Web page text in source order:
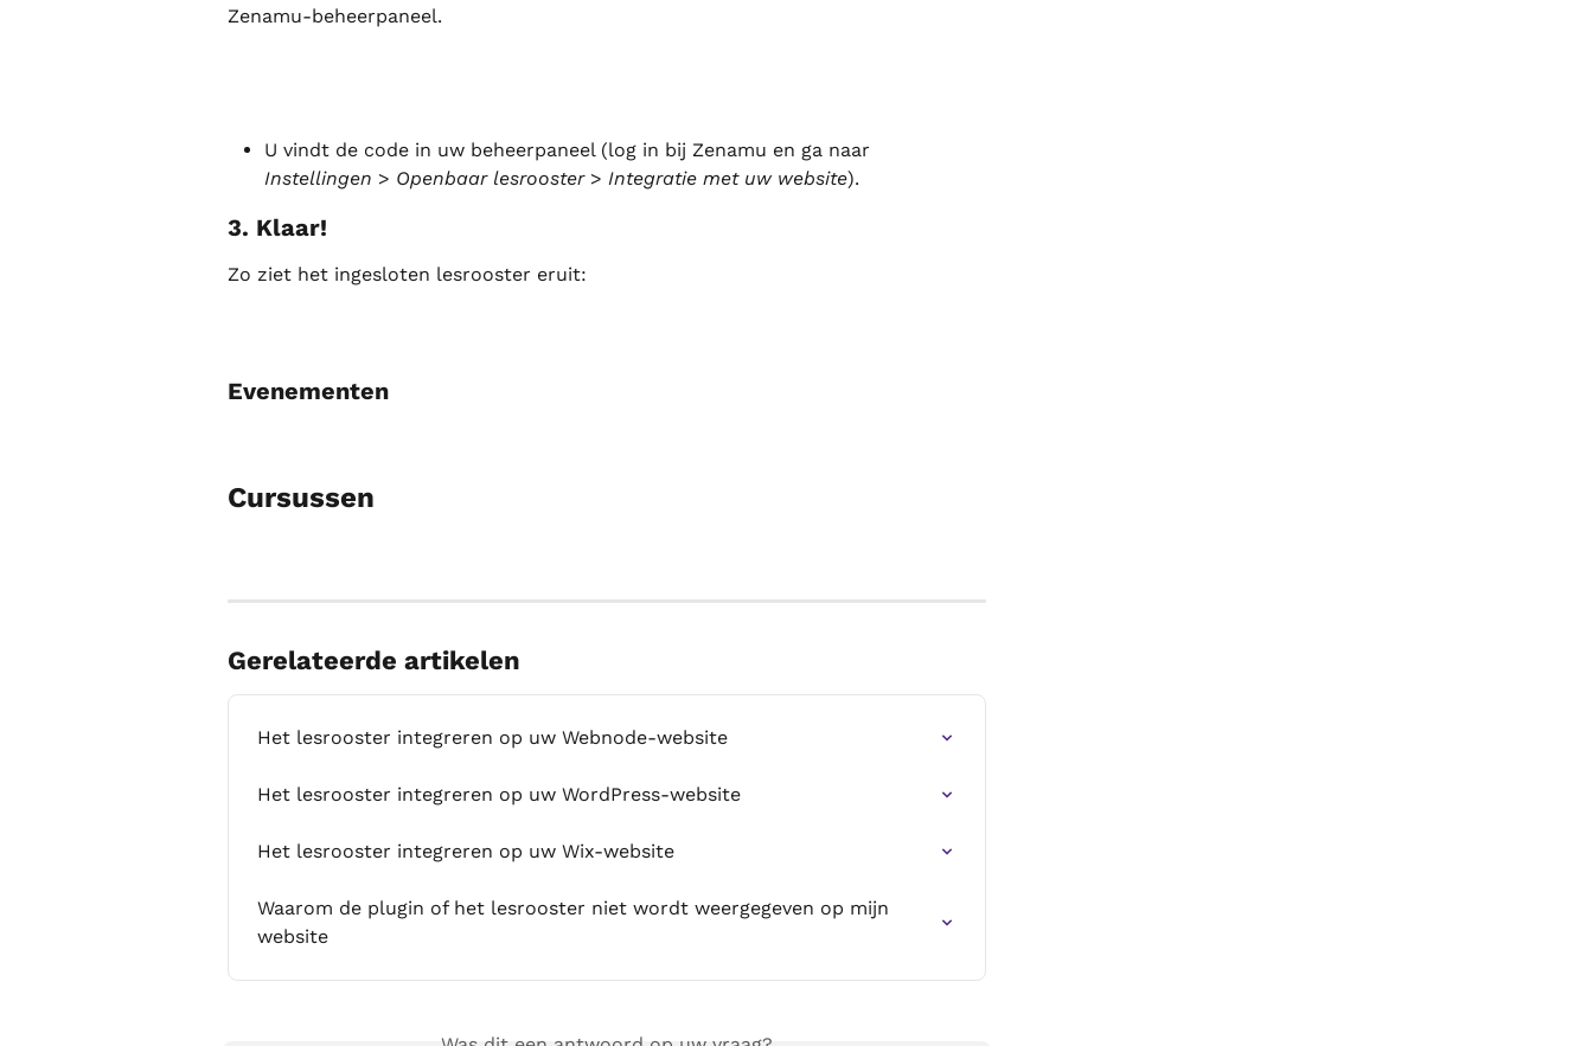
Zenamu-beheerpaneel.
U vindt de code in uw beheerpaneel (log in bij Zenamu en ga naar
Instellingen > Openbaar lesrooster > Integratie met uw website).
3. Klaar!
Zo ziet het ingesloten lesrooster eruit:
Evenementen
Cursussen
Gerelateerde artikelen
Het lesrooster integreren op uw Webnode-website
Het lesrooster integreren op uw WordPress-website
Het lesrooster integreren op uw Wix-website
Waarom de plugin of het lesrooster niet wordt weergegeven op mijn
website